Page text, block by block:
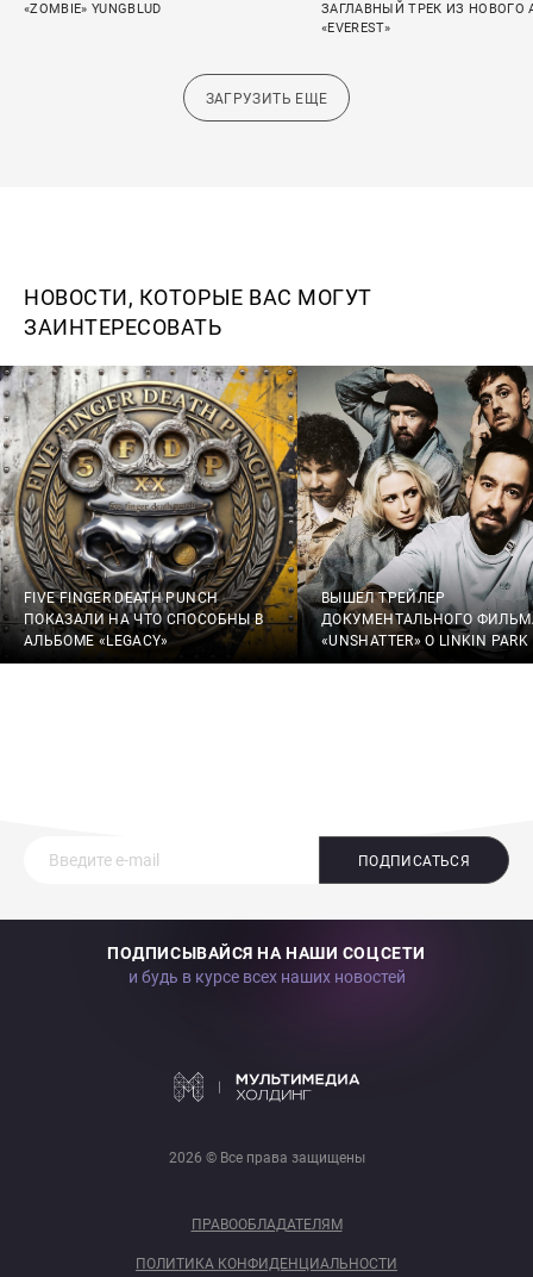
«ZOMBIE» YUNGBLUD
ЗАГЛАВНЫЙ ТРЕК ИЗ НОВОГО
«EVEREST»
ЗАГРУЗИТЬ ЕЩЕ
НОВОСТИ, КОТОРЫЕ ВАС МОГУТ
ЗАИНТЕРЕСОВАТЬ
FIVE FINGER DEATH PUNCH
ПОКАЗАЛИ НА ЧТО СПОСОБНЫ В
АЛЬБОМЕ «LEGACY»
ВЫШЕЛ ТРЕЙЛЕР
ДОКУМЕНТАЛЬНОГО
«UNSHATTER» О LINKIN PARK
ПОДПИСАТЬСЯ
ПОДПИСЫВАЙСЯ НА НАШИ СОЦСЕТИ
и будь в курсе всех наших новостей
2026 © Все права защищены
ПРАВООБЛАДАТЕЛЯМ
ПОЛИТИКА КОНФИДЕНЦИАЛЬНОСТИ